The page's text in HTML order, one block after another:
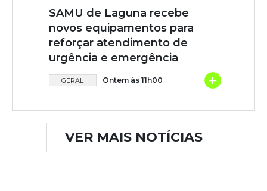
SAMU de Laguna recebe
novos equipamentos para
reforçar atendimento de
urgência e emergência
GERAL Ontem às 11h00 +
VER MAIS NOTÍCIAS